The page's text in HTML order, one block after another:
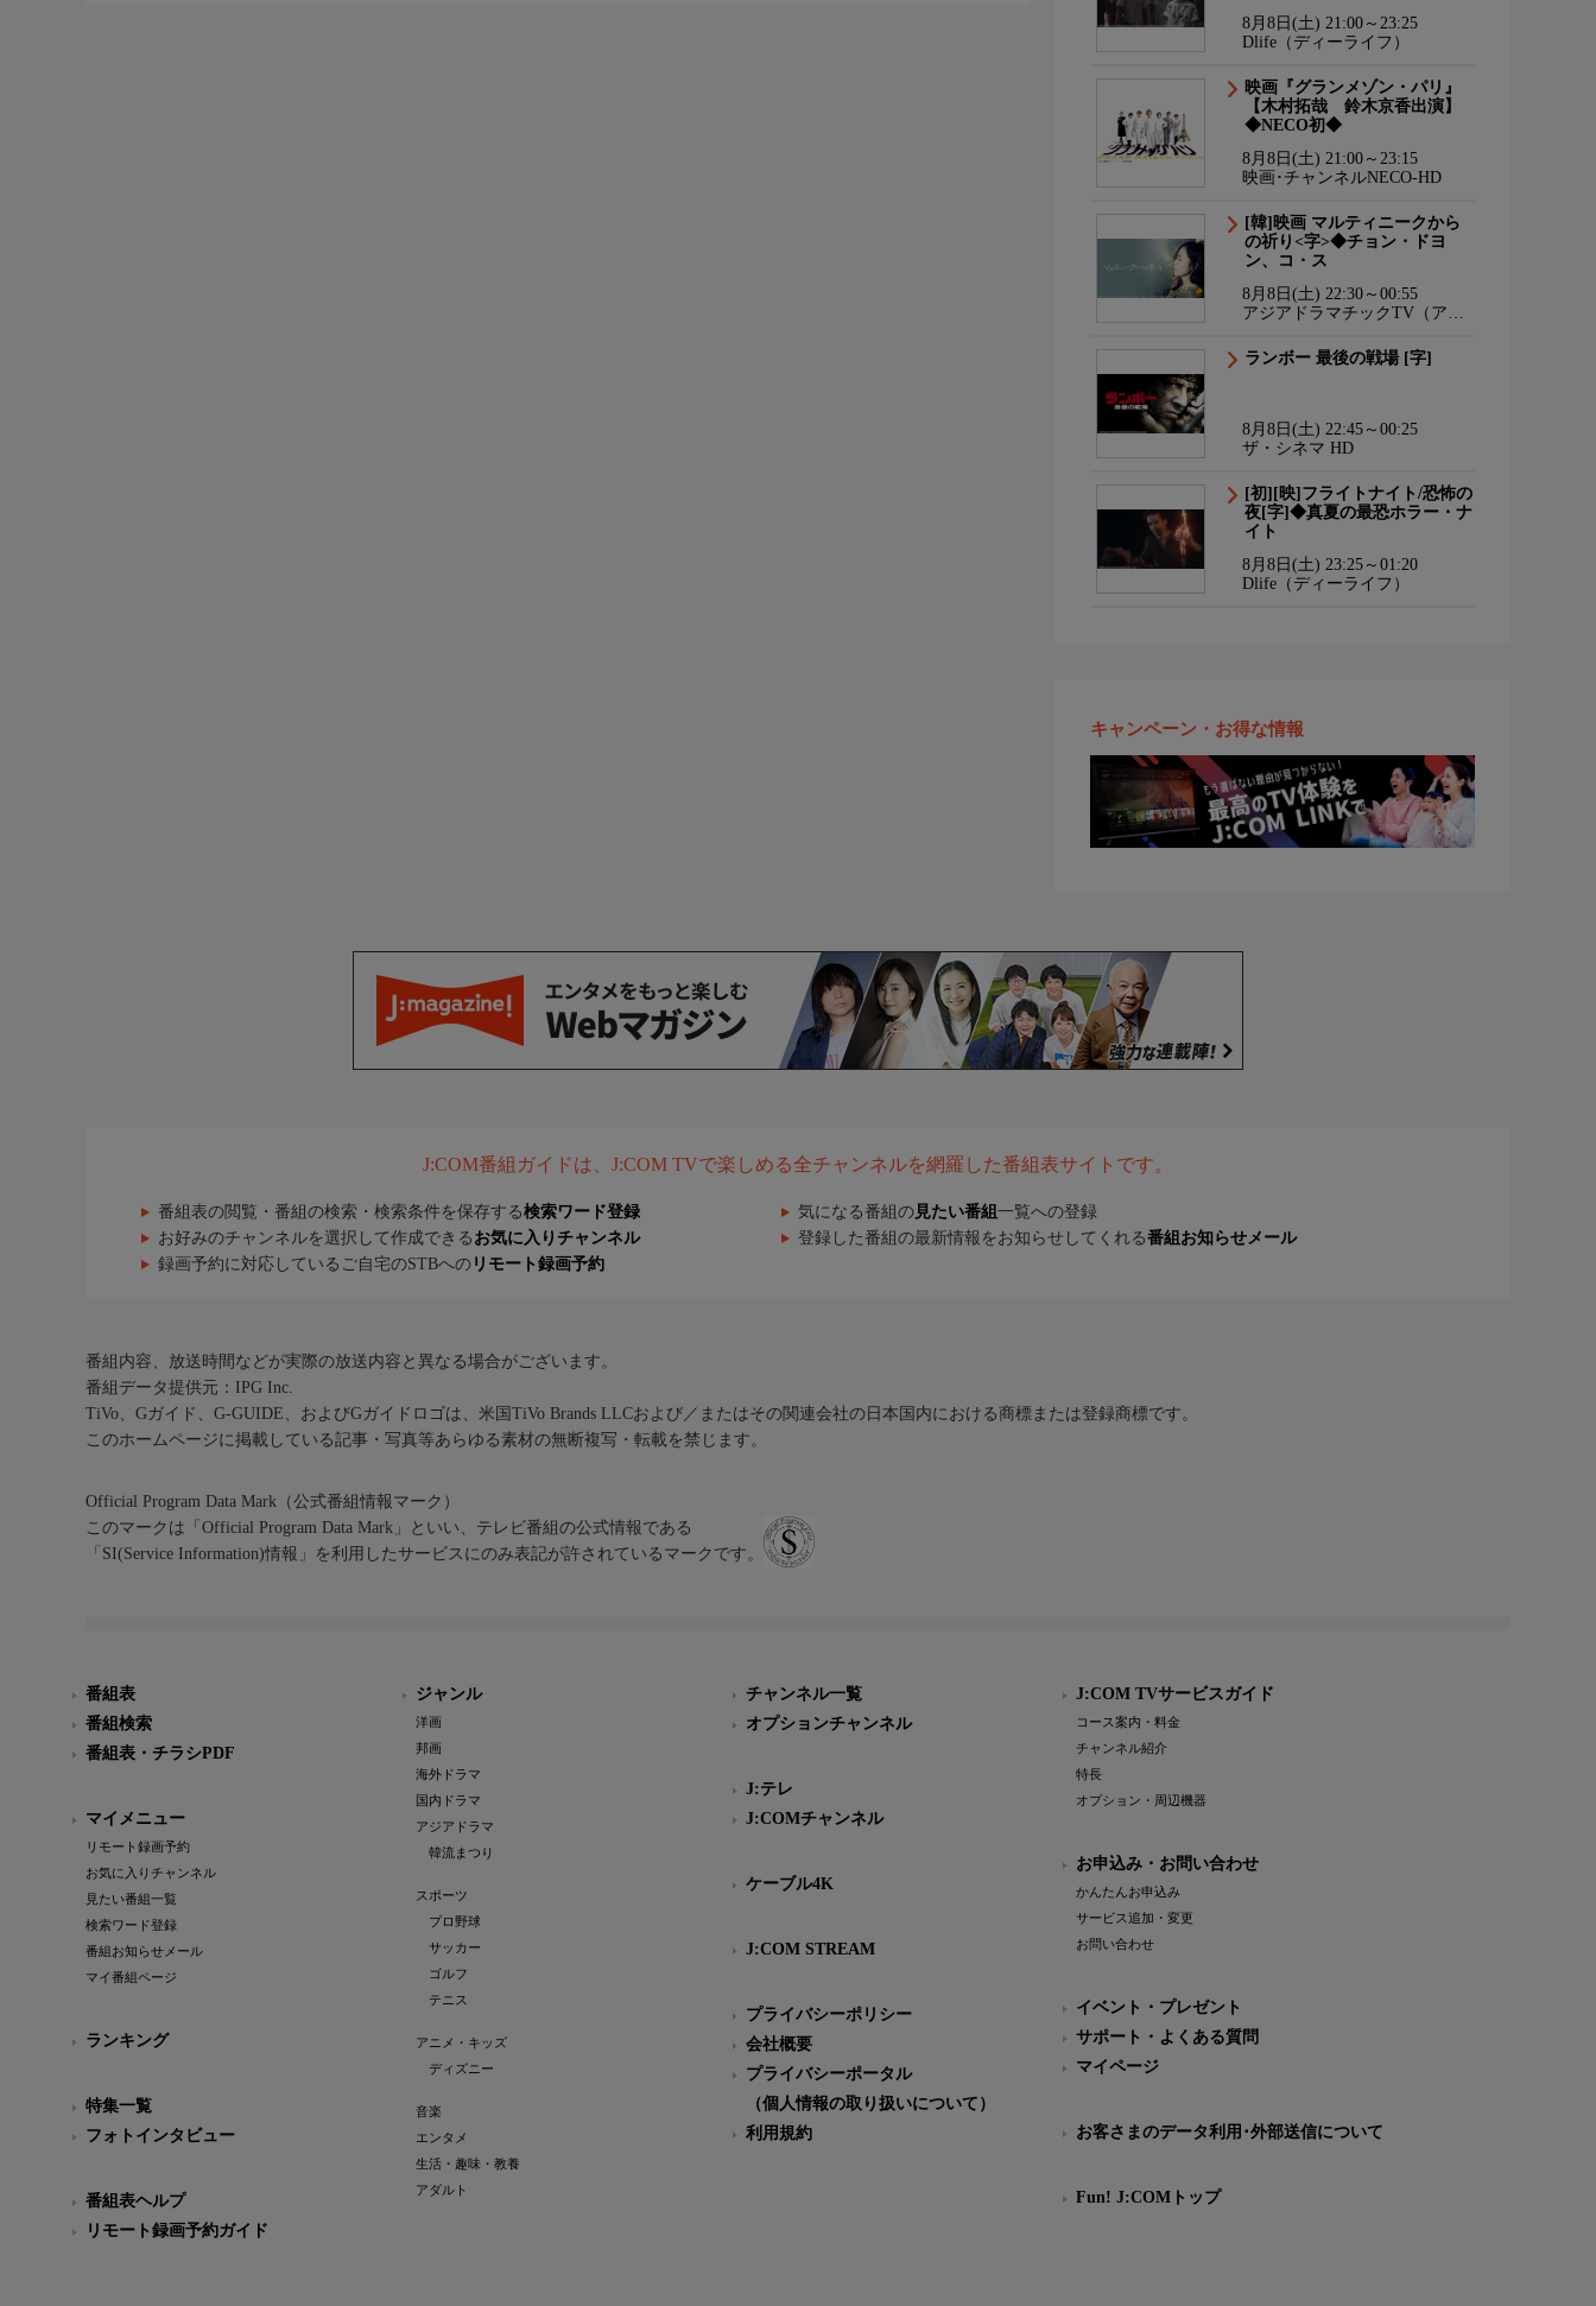
8月8日(土) 21:00～23:25
Dlife（ディーライフ）
映画『グランメゾン・パリ』
【木村拓哉 鈴木京香出演】
◆NECO初◆
8月8日(土) 21:00～23:15
映画･チャンネルNECO-HD
[韓]映画 マルティニークから
の祈り<字>◆チョン・ドヨ
ン、コ・ス
8月8日(土) 22:30～00:55
アジアドラマチックTV（アジ
ランボー 最後の戦場 [字]
8月8日(土) 22:45～00:25
ザ・シネマ HD
[初][映]フライトナイト/恐怖の
夜[字]◆真夏の最恐ホラー・ナ
イト
8月8日(土) 23:25～01:20
Dlife（ディーライフ）
キャンペーン・お得な情報
J:COM番組ガイドは、J:COM TVで楽しめる全チャンネルを網羅した番組表サイトです。
番組表の閲覧・番組の検索・検索条件を保存する検索ワード登録 気になる番組の 見たい番組 一覧への登録
お好みのチャンネルを選択して作成できる お気に入りチャンネル 登録した番組の最新情報をお知らせしてくれる番組お知らせメール
録画予約に対応しているご自宅のSTBへの リモート録画予約
番組内容、放送時間などが実際の放送内容と異なる場合がございます。
番組データ提供元：IPG Inc.
TiVo、Gガイド、G-GUIDE、およびGガイドロゴは、米国TiVo Brands LLCおよび／またはその関連会社の日本国内における商標または登録商標です。
このホームページに掲載している記事・写真等あらゆる素材の無断複写・転載を禁じます。
Official Program Data Mark（公式番組情報マーク）
このマークは「Official Program Data Mark」といい、テレビ番組の公式情報である
「SI(Service Information)情報」を利用したサービスにのみ表記が許されているマークです。
番組表
番組検索
番組表・チラシPDF
マイメニュー
リモート録画予約
お気に入りチャンネル
見たい番組一覧
検索ワード登録
番組お知らせメール
マイ番組ページ
ランキング
特集一覧
フォトインタビュー
番組表ヘルプ
リモート録画予約ガイド
ジャンル
洋画
邦画
海外ドラマ
国内ドラマ
アジアドラマ
韓流まつり
スポーツ
プロ野球
サッカー
ゴルフ
テニス
アニメ・キッズ
ディズニー
音楽
エンタメ
生活・趣味・教養
アダルト
チャンネル一覧
オプションチャンネル
J:テレ
J:COMチャンネル
ケーブル4K
J:COM STREAM
プライバシーポリシー
会社概要
プライバシーポータル
（個人情報の取り扱いについて）
利用規約
J:COM TVサービスガイド
コース案内・料金
チャンネル紹介
特長
オプション・周辺機器
お申込み・お問い合わせ
かんたんお申込み
サービス追加・変更
お問い合わせ
イベント・プレゼント
サポート・よくある質問
マイページ
お客さまのデータ利用･外部送信について
Fun! J:COMトップ